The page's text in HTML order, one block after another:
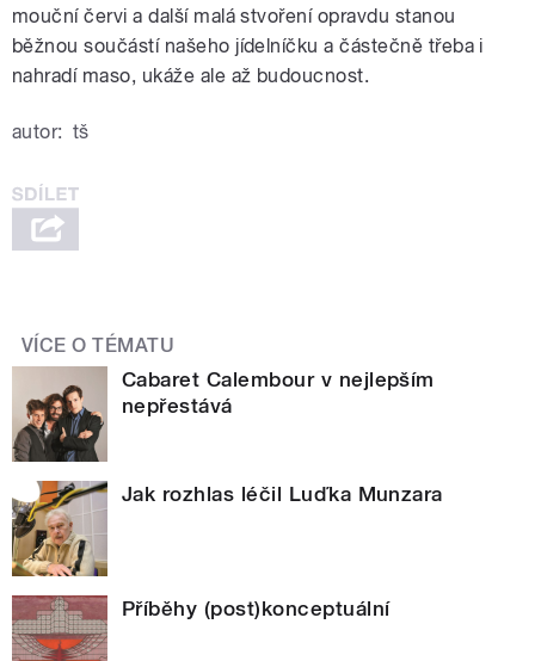
mouční červi a další malá stvoření opravdu stanou
běžnou součástí našeho jídelníčku a částečně třeba i
nahradí maso, ukáže ale až budoucnost.
autor: tš
VÍCE O TÉMATU
Cabaret Calembour v nejlepším
nepřestává
Jak rozhlas léčil Luďka Munzara
Příběhy (post)konceptuální